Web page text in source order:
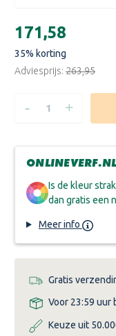
voorraad:
€171,58
35% korting
Adviesprijs: €263,95
HOEVEELHEID
FACADE
AQUA
-
FACADE
AQUA
+
Is de kleur
dan gratis een
Meer info
Gratis
Voor 23:59 uur
Keuze uit